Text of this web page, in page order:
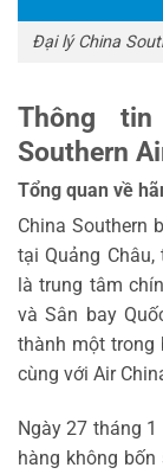
Đại lý China
Thông
Southern
Tổng quan về
China Southern
tại Quảng
là trung tâm
và Sân bay
thành một trong
cùng với Air
Ngày 27 tháng
hàng không